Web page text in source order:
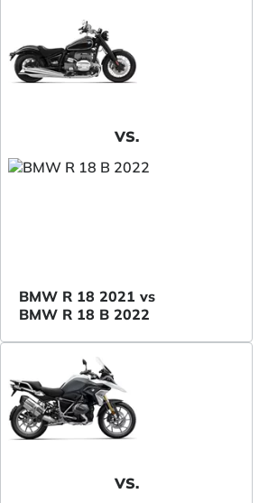
VS.
BMW R 18 2021 vs
BMW R 18 B 2022
VS.